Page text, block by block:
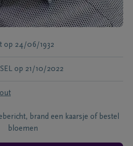
op 24/06/1932
op 21/10/2022
brand een kaarsje of bestel
bloemen